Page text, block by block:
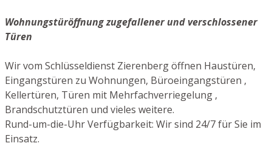
Wohnungstüröffnung zugefallener und verschlossener
Türen
Wir vom Schlüsseldienst Zierenberg öffnen Haustüren,
Eingangstüren zu Wohnungen, Büroeingangstüren ,
Kellertüren, Türen mit Mehrfachverriegelung ,
Brandschutztüren und vieles weitere.
Rund-um-die-Uhr Verfügbarkeit: Wir sind 24/7 für Sie im
Einsatz.